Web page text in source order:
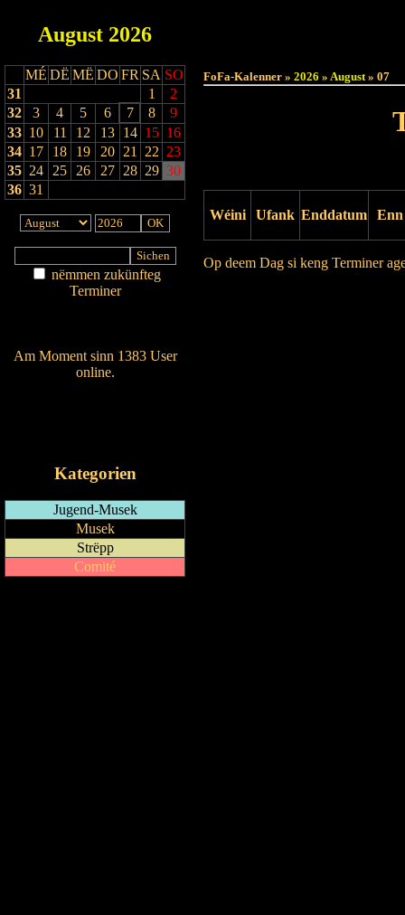
August 2026
MÉ DË MË DO FR SA SO
31
1
2
32
3 4 5 6 7 8
9
33 10 11 12 13 14 15 16
34 17 18 19 20 21 22 23
35 24 25 26 27 28 29 30
36 31
nëmmen zukünfteg
Terminer
Am Moment sinn 1383 User
online.
Kategorien
Jugend-Musek
Musek
Strëpp
Comité
FoFa-Kalenner » 2026 » August» 07
Wéini Ufank Enddatum Enn
Op deem Dag si keng Terminer